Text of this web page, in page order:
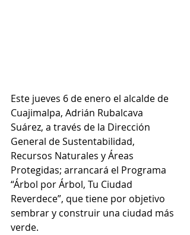
Este jueves 6 de enero el alcalde de
Cuajimalpa, Adrián Rubalcava
Suárez, a través de la Dirección
General de Sustentabilidad,
Recursos Naturales y Áreas
Protegidas; arrancará el Programa
“Árbol por Árbol, Tu Ciudad
Reverdece”, que tiene por objetivo
sembrar y construir una ciudad más
verde.